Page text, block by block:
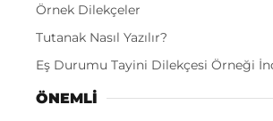
Örnek Dilekçeler
Tutanak Nasıl Yazılır?
Eş Durumu Tayini Dilekçesi Örneği
ÖNEMLI